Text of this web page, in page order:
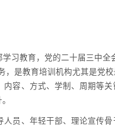
习教育，党的二十届三中全
是教育培训机构尤其是党
容、方式、学制、周期等
员、年轻干部、理论宣传